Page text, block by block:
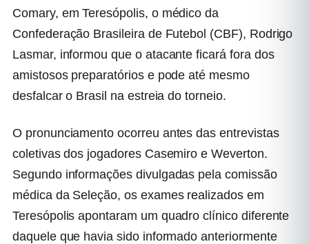
Comary, em Teresópolis, o médico da
Confederação Brasileira de Futebol (CBF), Rodrigo
Lasmar, informou que o atacante ficará fora dos
amistosos preparatórios e pode até mesmo
desfalcar o Brasil na estreia do torneio.
O pronunciamento ocorreu antes das entrevistas
coletivas dos jogadores Casemiro e Weverton.
Segundo informações divulgadas pela comissão
médica da Seleção, os exames realizados em
Teresópolis apontaram um quadro clínico diferente
daquele que havia sido informado anteriormente